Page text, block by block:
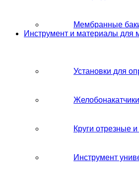
Мембранные
Инструмент и материалы для
Установки для
Желобонакатчики
Круги отрезные
Инструмент